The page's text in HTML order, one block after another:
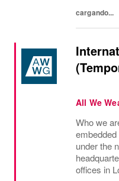
cargando...
All We
Who we
under the
offices in